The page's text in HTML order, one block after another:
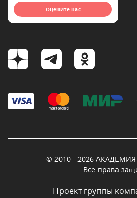
Оцените нас
© 2010 - 2026
Все права
Проект группы